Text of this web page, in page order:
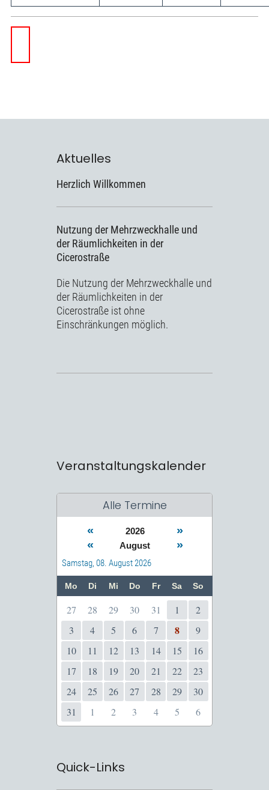
Aktuelles
Herzlich Willkommen
Nutzung der Mehrzweckhalle und
der Räumlichkeiten in der
Cicerostraße
Die Nutzung der Mehrzweckhalle und
der Räumlichkeiten in der
Cicerostraße ist ohne
Einschränkungen möglich.
Veranstaltungskalender
Alle Termine
« 2026
»
«
August »
Samstag, 08. August 2026
Mo Di Mi Do Fr Sa So
27 28 29 30 31 1
2
3
4 5 6 7 8
9
10
11 12 13 14 15
16
17
18 19 20 21 22
23
24
25 26 27 28 29
30
31
1 2 3 4 5 6
Quick-Links